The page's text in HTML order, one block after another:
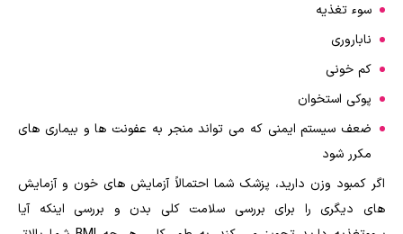
سوء تغذیه
ناباروری
کم خونی
پوکی استخوان
ضعف سیستم ایمنی که می تواند منجر به عفونت ها و بیماری های
مکرر شود
اگر کمبود وزن دارید، پزشک شما احتمالاً آزمایش های خون و آزمایش
های دیگری را برای بررسی سلامت کلی بدن و بررسی اینکه آیا